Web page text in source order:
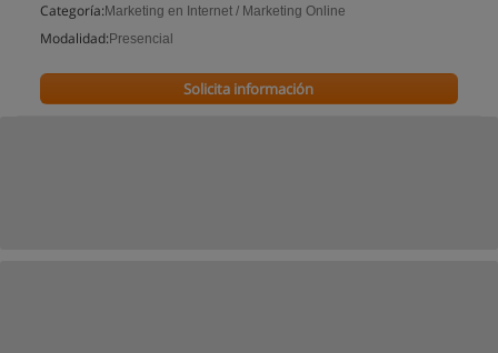
Categoría: Marketing en Internet / Marketing Online
Modalidad: Presencial
Solicita información